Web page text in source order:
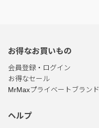
お得なお買いもの
会員登録・ログイン
お得なセール
MrMaxプライベートブランド
ヘルプ